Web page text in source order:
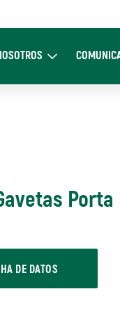
Expand Sobre Nosotros
DE DATOS